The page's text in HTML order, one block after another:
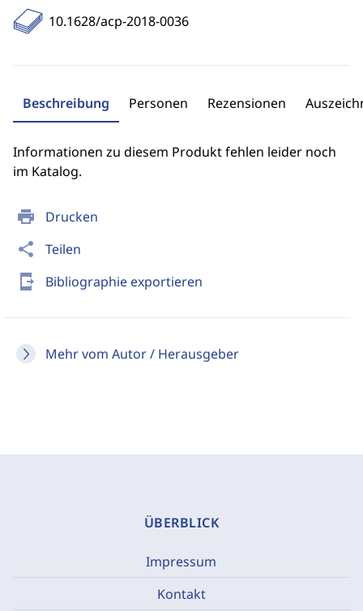
print Drucken
share Teilen
send_to_mobile Bibliographie exportieren
Mehr vom Autor / Herausgeber
10.1628/acp-2018-0036
Beschreibung Personen Rezensionen
Informationen zu diesem Produkt fehlen leider noch
im Katalog.
ÜBERBLICK
Impressum
Kontakt